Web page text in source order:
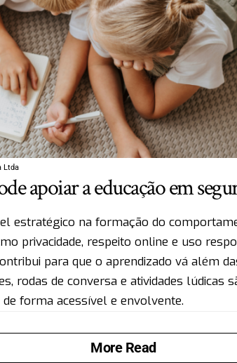
Ltda
apoiar a educação em
estratégico na formação do
privacidade, respeito online e uso
para que o aprendizado vá além
rodas de conversa e atividades lúdicas
forma acessível e envolvente.
More Read